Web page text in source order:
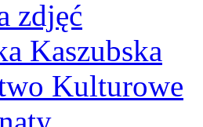
zdjęć
Kaszubska
Kulturowe